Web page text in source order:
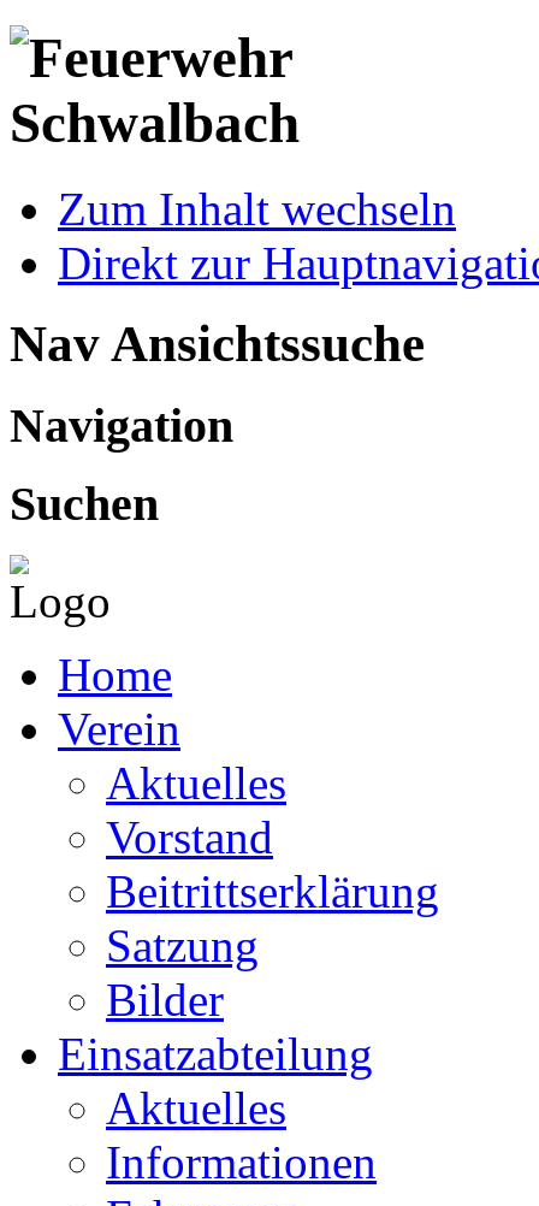
Zum Inhalt wechseln
Direkt zur
Nav Ansichtssuche
Navigation
Suchen
Home
Verein
Aktuelles
Vorstand
Beitrittserklärung
Satzung
Bilder
Einsatzabteilung
Aktuelles
Informationen